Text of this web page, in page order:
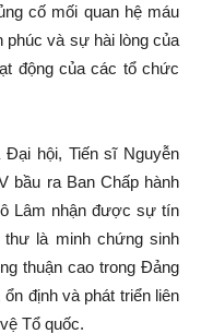
cố mối quan hệ máu
phúc và sự hài lòng của
động của các tổ chức
hội, Tiến sĩ Nguyễn
bầu ra Ban Chấp hành
Lâm nhận được sự tín
là minh chứng sinh
thuận cao trong Đảng
định và phát triển liên
Tổ quốc.